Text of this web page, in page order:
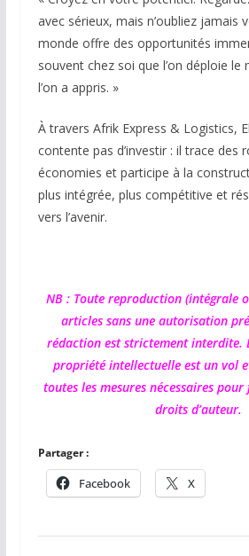
avec sérieux, mais n’oubliez jamais
monde offre des opportunités
souvent chez soi que l’on déploie le
l’on a appris. »
À travers Afrik Express & Logistics,
contente pas d’investir : il trace des
économies et participe à la
plus intégrée, plus compétitive et
vers l’avenir.
NB : Toute reproduction (intégrale
articles sans une autorisation
rédaction est strictement interdite.
propriété intellectuelle est un vol
toutes les mesures nécessaires
droits d’auteur.
Partager :
Facebook X